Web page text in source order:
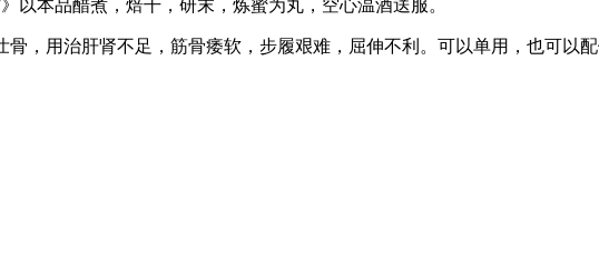
以本品醋煮，焙干，研末，炼蜜为丸，空心温酒送服。
，用治肝肾不足，筋骨痿软，步履艰难，屈伸不利。可以单用，也可以